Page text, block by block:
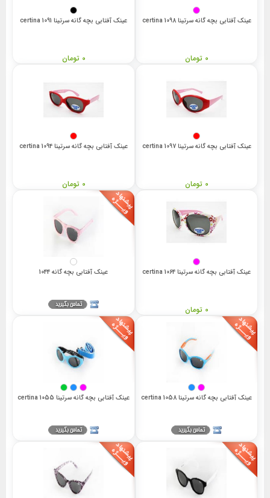
عینک آفتابی بچه گانه سرتینا 1098 certina
0 تومان
عینک آفتابی بچه گانه سرتینا 1091 certina
0 تومان
عینک آفتابی بچه گانه سرتینا 1097 certina
0 تومان
عینک آفتابی بچه گانه سرتینا 1094 certina
0 تومان
عینک آفتابی بچه گانه سرتینا 1064 certina
0 تومان
عینک آفتابی بچه گانه 1044
عینک آفتابی بچه گانه سرتینا 1058 certina عینک آفتابی بچه گانه سرتینا 1055 certina